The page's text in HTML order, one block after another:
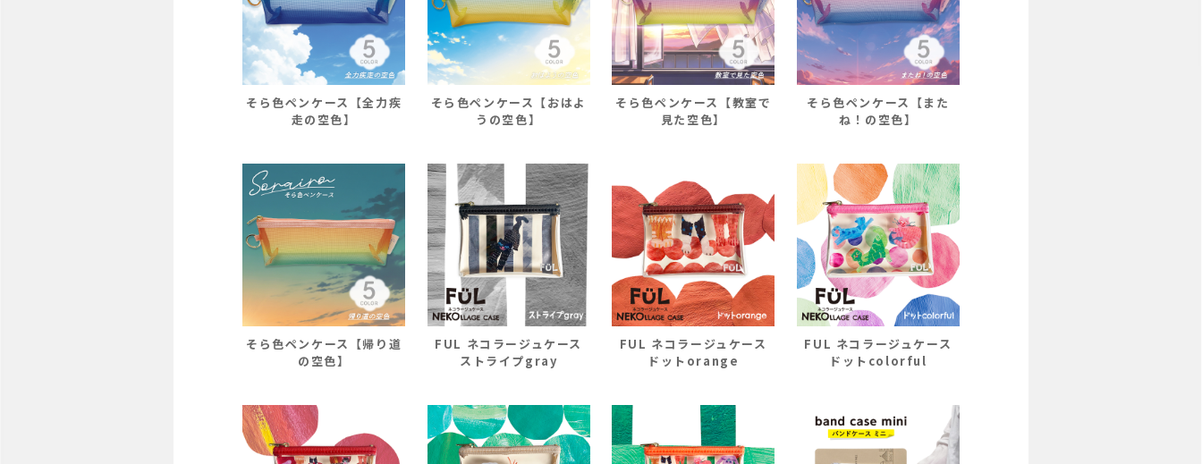
そら色ペンケース【全力疾
走の空色】
そら色ペンケース【おはよ
うの空色】
そら色ペンケース【教室で
見た空色】
そら色ペンケース【また
ね！の空色】
そら色ペンケース【帰り道
の空色】
FUL ネコラージュケース
ストライプgray
FUL ネコラージュケース
ドットorange
FUL ネコラージュケース
ドットcolorful